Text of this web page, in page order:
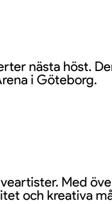
nästa höst.
i Göteborg.
Med
och kreativa